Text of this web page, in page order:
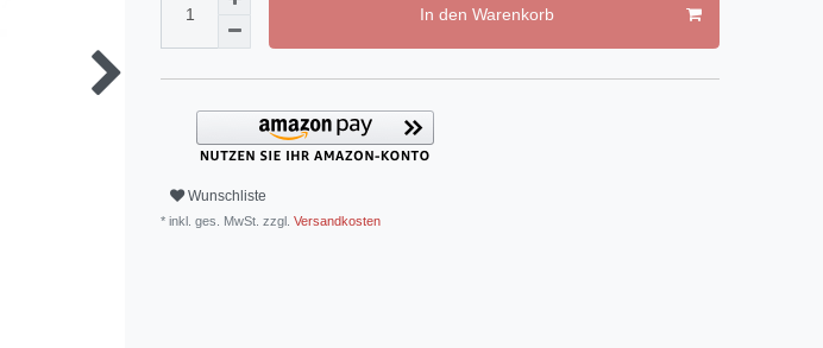
In den Warenkorb
Wunschliste
* inkl. ges. MwSt. zzgl. Versandkosten